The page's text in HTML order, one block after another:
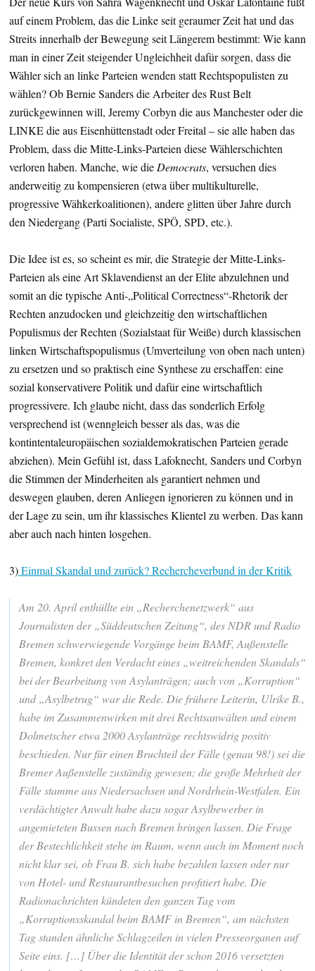
auf einem Problem, das die Linke seit geraumer Zeit hat und das
Streits innerhalb der Bewegung seit Längerem bestimmt: Wie kann
man in einer Zeit steigender Ungleichheit dafür sorgen, dass die
Wähler sich an linke Parteien wenden statt Rechtspopulisten zu
wählen? Ob Bernie Sanders die Arbeiter des Rust Belt
zurückgewinnen will, Jeremy Corbyn die aus Manchester oder die
LINKE die aus Eisenhüttenstadt oder Freital – sie alle haben das
Problem, dass die Mitte-Links-Parteien diese Wählerschichten
verloren haben. Manche, wie die Democrats, versuchen dies
anderweitig zu kompensieren (etwa über multikulturelle,
progressive Wähkerkoalitionen), andere glitten über Jahre durch
den Niedergang (Parti Socialiste, SPÖ, SPD, etc.).
Die Idee ist es, so scheint es mir, die Strategie der Mitte-Links-
Parteien als eine Art Sklavendienst an der Elite abzulehnen und
somit an die typische Anti-„Political Correctness“-Rhetorik der
Rechten anzudocken und gleichzeitig den wirtschaftlichen
Populismus der Rechten (Sozialstaat für Weiße) durch klassischen
linken Wirtschaftspopulismus (Umverteilung von oben nach unten)
zu ersetzen und so praktisch eine Synthese zu erschaffen: eine
sozial konservativere Politik und dafür eine wirtschaftlich
progressivere. Ich glaube nicht, dass das sonderlich Erfolg
versprechend ist (wenngleich besser als das, was die
kontintentaleuropäischen sozialdemokratischen Parteien gerade
abziehen). Mein Gefühl ist, dass Lafoknecht, Sanders und Corbyn
die Stimmen der Minderheiten als garantiert nehmen und
deswegen glauben, deren Anliegen ignorieren zu können und in
der Lage zu sein, um ihr klassisches Klientel zu werben. Das kann
aber auch nach hinten losgehen.
3)Einmal Skandal und zurück? Rechercheverbund in der Kritik
Am 20. April enthüllte ein „Recherchenetzwerk“ aus
Journalisten der „Süddeutschen Zeitung“, des NDR und Radio
Bremen schwerwiegende Vorgänge beim BAMF, Außenstelle
Bremen, konkret den Verdacht eines „weitreichenden Skandals“
bei der Bearbeitung von Asylanträgen; auch von „Korruption“
und „Asylbetrug“ war die Rede. Die frühere Leiterin, Ulrike B.,
habe im Zusammenwirken mit drei Rechtsanwälten und einem
Dolmetscher etwa 2000 Asylanträge rechtswidrig positiv
beschieden. Nur für einen Bruchteil der Fälle (genau 98!) sei die
Bremer Außenstelle zuständig gewesen; die große Mehrheit der
Fälle stamme aus Niedersachsen und Nordrhein-Westfalen. Ein
verdächtigter Anwalt habe dazu sogar Asylbewerber in
angemieteten Bussen nach Bremen bringen lassen. Die Frage
der Bestechlichkeit stehe im Raum, wenn auch im Moment noch
nicht klar sei, ob Frau B. sich habe bezahlen lassen oder nur
von Hotel- und Restaurantbesuchen profitiert habe. Die
Radionachrichten kündeten den ganzen Tag vom
„Korruptionsskandal beim BAMF in Bremen“, am nächsten
Tag standen ähnliche Schlagzeilen in vielen Presseorganen auf
Seite eins. […] Über die Identität der schon 2016 versetzten